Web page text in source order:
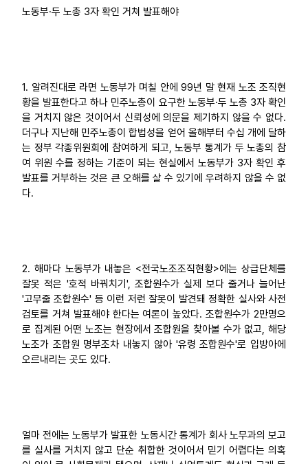
노동부·두 노총 3자 확인 거쳐 발표해야
1. 알려진대로 라면 노동부가 며칠 안에 99년 말 현재 노조 조직현
황을 발표한다고 하나 민주노총이 요구한 노동부·두 노총 3자 확인
을 거치지 않은 것이어서 신뢰성에 의문을 제기하지 않을 수 없다.
더구나 지난해 민주노총이 합법성을 얻어 올해부터 수십 개에 달하
는 정부 각종위원회에 참여하게 되고, 노동부 통계가 두 노총의 참
여 위원 수를 정하는 기준이 되는 현실에서 노동부가 3자 확인 후
발표를 거부하는 것은 큰 오해를 살 수 있기에 우려하지 않을 수 없
다.
2. 해마다 노동부가 내놓은 <전국노조조직현황>에는 상급단체를
잘못 적은 '호적 바꿔치기', 조합원수가 실제 보다 줄거나 늘어난
'고무줄 조합원수' 등 이런 저런 잘못이 발견돼 정확한 실사와 사전
검토를 거쳐 발표해야 한다는 여론이 높았다. 조합원수가 2만명으
로 집계된 어떤 노조는 현장에서 조합원을 찾아볼 수가 없고, 해당
노조가 조합원 명부조차 내놓지 않아 '유령 조합원수'로 입방아에
오르내리는 곳도 있다.
얼마 전에는 노동부가 발표한 노동시간 통계가 회사 노무과의 보고
를 실사를 거치지 않고 단순 취합한 것이어서 믿기 어렵다는 의혹